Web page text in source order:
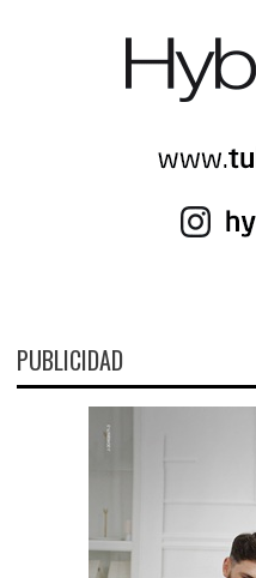
PUBLICIDAD